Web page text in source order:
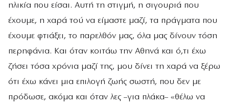
ηλικία που είσαι. Αυτή τη στιγμή, η σιγουριά που
έχουμε, η χαρά τού να είμαστε μαζί, τα πράγματα που
έχουμε φτιάξει, το παρελθόν μας, όλα μας δίνουν τόση
περηφάνια. Και όταν κοιτάω την Αθηνά και ό,τι έχω
ζήσει τόσα χρόνια μαζί της, μου δίνει τη χαρά να ξέρω
ότι έχω κάνει μια επιλογή ζωής σωστή, που δεν με
πρόδωσε, ακόμα και όταν λες –για πλάκα– «θέλω να